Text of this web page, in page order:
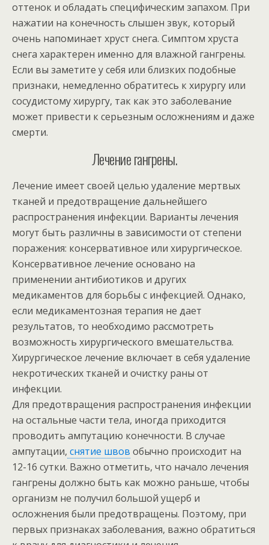
оттенок и обладать специфическим запахом. При
нажатии на конечность слышен звук, который
очень напоминает хруст снега. Симптом хруста
снега характерен именно для влажной гангрены.
Если вы заметите у себя или близких подобные
признаки, немедленно обратитесь к хирургу или
сосудистому хирургу, так как это заболевание
может привести к серьезным осложнениям и даже
смерти.
Лечение гангрены.
Лечение имеет своей целью удаление мертвых
тканей и предотвращение дальнейшего
распространения инфекции. Варианты лечения
могут быть различны в зависимости от степени
поражения: консервативное или хирургическое.
Консервативное лечение основано на
применении антибиотиков и других
медикаментов для борьбы с инфекцией. Однако,
если медикаментозная терапия не дает
результатов, то необходимо рассмотреть
возможность хирургического вмешательства.
Хирургическое лечение включает в себя удаление
некротических тканей и очистку раны от
инфекции.
Для предотвращения распространения инфекции
на остальные части тела, иногда приходится
проводить ампутацию конечности. В случае
ампутации, снятие швов обычно происходит на
12-16 сутки. Важно отметить, что начало лечения
гангрены должно быть как можно раньше, чтобы
организм не получил большой ущерб и
осложнения были предотвращены. Поэтому, при
первых признаках заболевания, важно обратиться